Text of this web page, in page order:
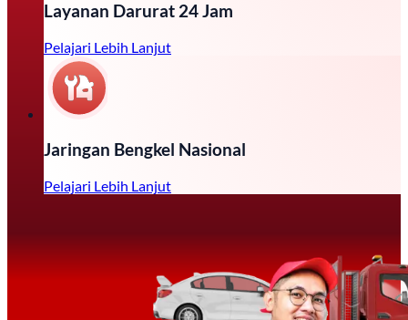
Layanan Darurat 24 Jam
Pelajari Lebih Lanjut
Jaringan Bengkel Nasional
Pelajari Lebih Lanjut